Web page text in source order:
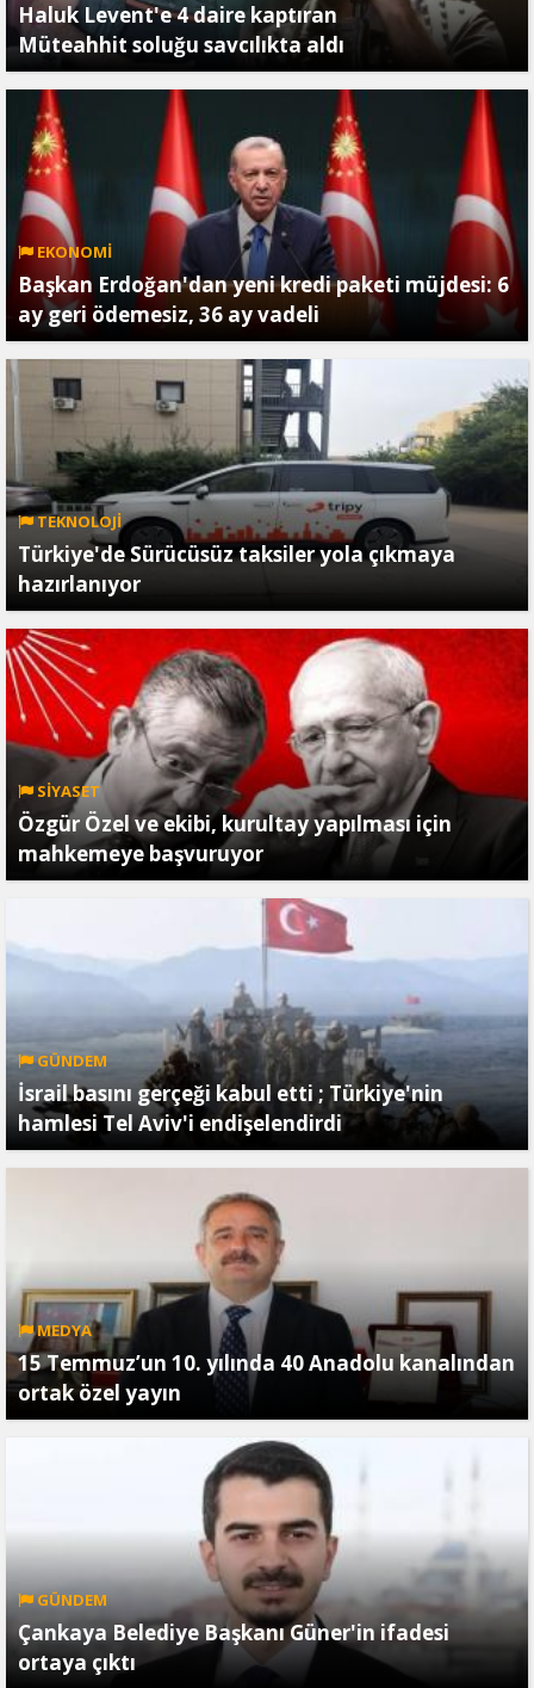
Haluk Levent'e 4 daire kaptıran
Müteahhit soluğu savcılıkta aldı
EKONOMİ
Başkan Erdoğan'dan yeni kredi paketi müjdesi: 6
ay geri ödemesiz, 36 ay vadeli
TEKNOLOJİ
Türkiye'de Sürücüsüz taksiler yola çıkmaya
hazırlanıyor
SİYASET
Özgür Özel ve ekibi, kurultay yapılması için
mahkemeye başvuruyor
GÜNDEM
İsrail basını gerçeği kabul etti ; Türkiye'nin
hamlesi Tel Aviv'i endişelendirdi
MEDYA
15 Temmuz’un 10. yılında 40 Anadolu kanalından
ortak özel yayın
GÜNDEM
Çankaya Belediye Başkanı Güner'in ifadesi
ortaya çıktı